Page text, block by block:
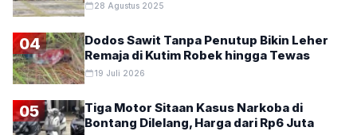
28 Agustus 2025
04
Dodos Sawit Tanpa Penutup Bikin Leher
Remaja di Kutim Robek hingga Tewas
19 Juli 2026
05
Tiga Motor Sitaan Kasus Narkoba di
Bontang Dilelang, Harga dari Rp6 Juta